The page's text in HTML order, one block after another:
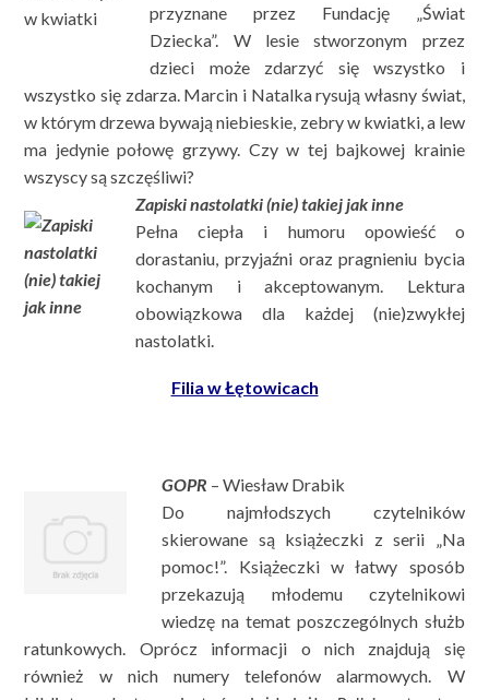
przyznane przez Fundację „Świat
Dziecka”. W lesie stworzonym przez
dzieci może zdarzyć się wszystko i
wszystko się zdarza. Marcin i Natalka rysują własny świat,
w którym drzewa bywają niebieskie, zebry w kwiatki, a lew
ma jedynie połowę grzywy. Czy w tej bajkowej krainie
wszyscy są szczęśliwi?
Zapiski nastolatki (nie) takiej jak inne
Pełna ciepła i humoru opowieść o
dorastaniu, przyjaźni oraz pragnieniu bycia
kochanym i akceptowanym. Lektura
obowiązkowa dla każdej (nie)zwykłej
nastolatki.
Filia w Łętowicach
GOPR – Wiesław Drabik
Do najmłodszych czytelników
skierowane są książeczki z serii „Na
pomoc!”. Książeczki w łatwy sposób
przekazują młodemu czytelnikowi
wiedzę na temat poszczególnych służb
ratunkowych. Oprócz informacji o nich znajdują się
również w nich numery telefonów alarmowych. W